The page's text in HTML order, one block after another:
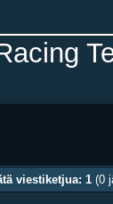
viestiketjua: 1 (0